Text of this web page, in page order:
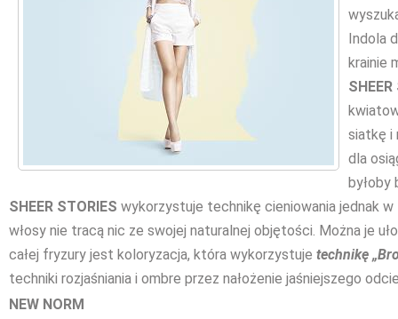
Indola
krainie
siatkę i
dla
byłoby
SHEER STORIES wykorzystuje technikę cieniowania jednak
włosy nie tracą nic ze swojej naturalnej objętości. Można je
całej fryzury jest koloryzacja, która wykorzystuje technikę
techniki rozjaśniania i ombre przez nałożenie jaśniejszego
NEW NORM